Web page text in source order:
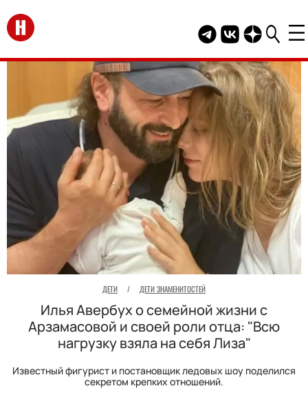
Перейти на главную
Telegram канал
Группа HELLO
Канал
ДЕТИ / ДЕТИ ЗНАМЕНИТОСТЕЙ
Илья Авербух о семейной жизни с
Арзамасовой и своей роли отца: "Всю
нагрузку взяла на себя Лиза"
Известный фигурист и постановщик ледовых шоу поделился
секретом крепких отношений.